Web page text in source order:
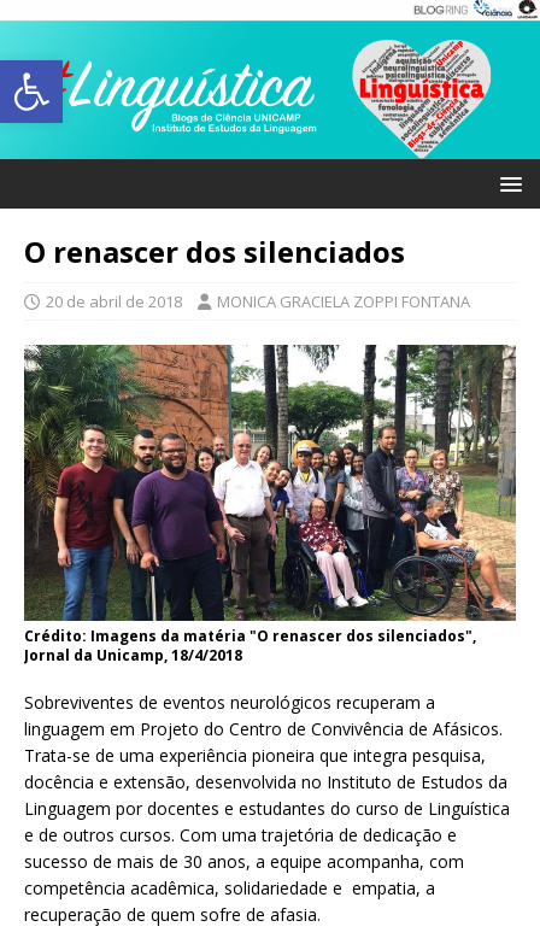
Abrir a barra de ferramentas
O renascer dos silenciados
20 de abril de 2018 MONICA GRACIELA ZOPPI FONTANA
Crédito: Imagens da matéria "O renascer dos silenciados",
Jornal da Unicamp, 18/4/2018
Sobreviventes de eventos neurológicos recuperam a
linguagem em Projeto do Centro de Convivência de Afásicos.
Trata-se de uma experiência pioneira que integra pesquisa,
docência e extensão, desenvolvida no Instituto de Estudos da
Linguagem por docentes e estudantes do curso de Linguística
e de outros cursos. Com uma trajetória de dedicação e
sucesso de mais de 30 anos, a equipe acompanha, com
competência acadêmica, solidariedade e empatia, a
recuperação de quem sofre de afasia.